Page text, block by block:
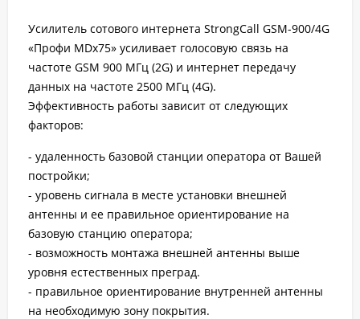
Усилитель сотового интернета StrongCall GSM-900/4G
«Профи MDх75» усиливает голосовую связь на
частоте GSM 900 МГц (2G) и интернет передачу
данных на частоте 2500 МГц (4G).
Эффективность работы зависит от следующих
факторов:
- удаленность базовой станции оператора от Вашей
постройки;
- уровень сигнала в месте установки внешней
антенны и ее правильное ориентирование на
базовую станцию оператора;
- возможность монтажа внешней антенны выше
уровня естественных преград.
- правильное ориентирование внутренней антенны
на необходимую зону покрытия.